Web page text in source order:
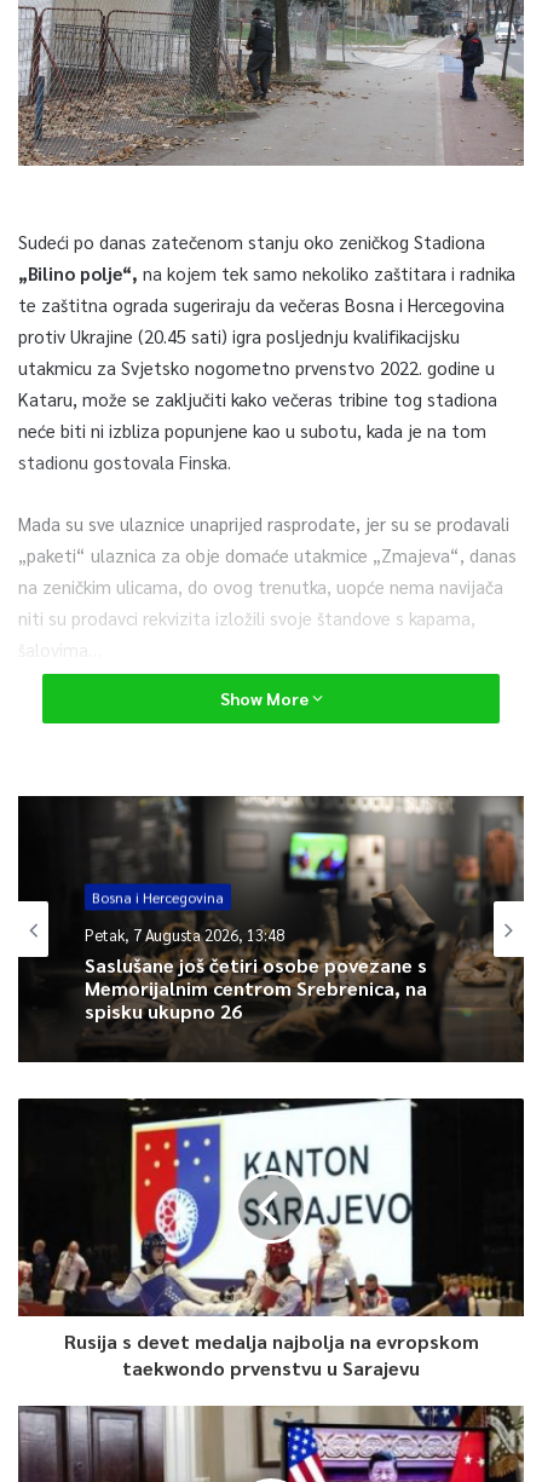
Sudeći po danas zatečenom stanju oko zeničkog Stadiona
„Bilino polje“, na kojem tek samo nekoliko zaštitara i radnika
te zaštitna ograda sugeriraju da večeras Bosna i Hercegovina
protiv Ukrajine (20.45 sati) igra posljednju kvalifikacijsku
utakmicu za Svjetsko nogometno prvenstvo 2022. godine u
Kataru, može se zaključiti kako večeras tribine tog stadiona
neće biti ni izbliza popunjene kao u subotu, kada je na tom
stadionu gostovala Finska.
Mada su sve ulaznice unaprijed rasprodate, jer su se prodavali
„paketi“ ulaznica za obje domaće utakmice „Zmajeva“, danas
na zeničkim ulicama, do ovog trenutka, uopće nema navijača
niti su prodavci rekvizita izložili svoje štandove s kapama,
šalovima…
Čak na platou ispre Hotela „Internacional“, prilikom naše
ulaznicama. Nogometni savez BiH je, naime, i za ovu utakmicu,
uz predočenu ulaznicu, osigurao besplatno testiranje za
navijače, koje je trebalo
početi u 8.30 sati te trajati do 20.30
sati.
Radnici su prilikom naše posjete prosijecali zaštitnu žicu, kako
bi sa istočne strane zeničkog stadiona otvorili novi ulaz za
tribinu Sjever.
0
Article Rating
Show More
Bosna i Hercegovina
Petak, 7 Augusta 2026, 13:48
Saslušane još četiri osobe povezane s
Memorijalnim centrom Srebrenica, na
spisku ukupno 26
Rusija s devet medalja najbolja na evropskom
taekwondo prvenstvu u Sarajevu